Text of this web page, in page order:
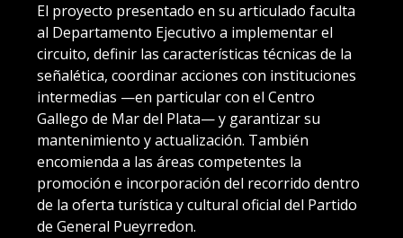
El proyecto presentado en su articulado faculta
al Departamento Ejecutivo a implementar el
circuito, definir las características técnicas de la
señalética, coordinar acciones con instituciones
intermedias —en particular con el Centro
Gallego de Mar del Plata— y garantizar su
mantenimiento y actualización. También
encomienda a las áreas competentes la
promoción e incorporación del recorrido dentro
de la oferta turística y cultural oficial del Partido
de General Pueyrredon.